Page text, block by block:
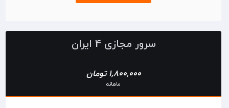
سرور مجازی 4 ایران
1,800,000 تومان
ماهانه